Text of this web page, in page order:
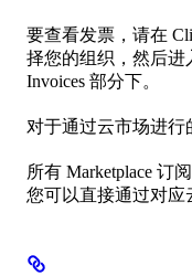
要查看发票，请在
择您的组织，然后进
Invoices 部分下。
对于通过云市场进行
所有 Marketplace 订
您可以直接通过对应